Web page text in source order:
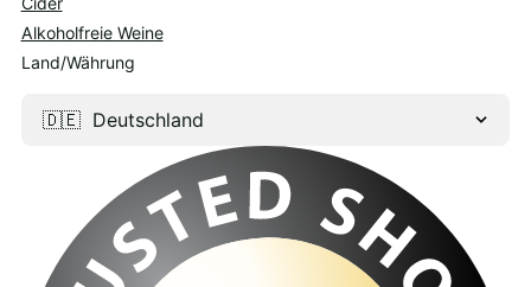
Alkoholfreie Weine
Land/Währung